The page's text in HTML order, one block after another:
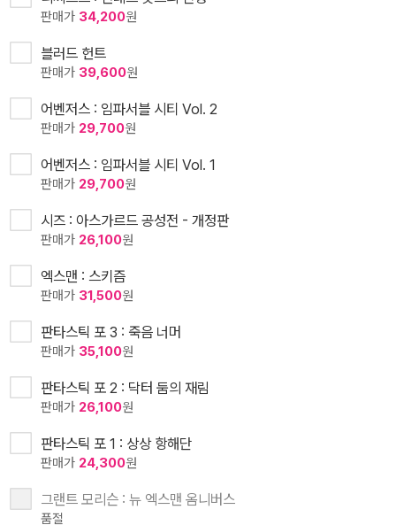
판매가 34,200원
블러드 헌트
판매가 39,600원
어벤저스 : 임파서블 시티 Vol. 2
판매가 29,700원
어벤저스 : 임파서블 시티 Vol. 1
판매가 29,700원
시즈 : 아스가르드 공성전 - 개정판
판매가 26,100원
엑스맨 : 스키즘
판매가 31,500원
판타스틱 포 3 : 죽음 너머
판매가 35,100원
판타스틱 포 2 : 닥터 둠의 재림
판매가 26,100원
판타스틱 포 1 : 상상 항해단
판매가 24,300원
그랜트 모리슨 : 뉴 엑스맨 옴니버스
품절